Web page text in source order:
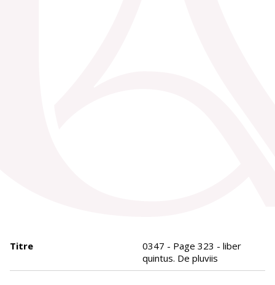
Titre
0347 - Page 323 - liber
quintus. De pluviis